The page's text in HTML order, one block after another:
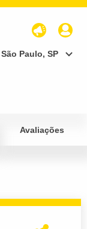
São Paulo, SP
Avaliações